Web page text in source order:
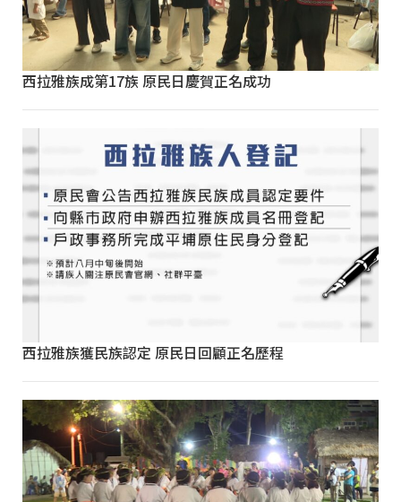
西拉雅族成第17族 原民日慶賀正名成功
西拉雅族獲民族認定 原民日回顧正名歷程